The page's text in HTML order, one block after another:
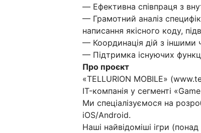
— Ефективна співпраця з
— Грамотний аналіз
написання якісного коду,
— Координація дій з іншими
— Підтримка існуючих
Про проєкт
«TELLURION MOBILE»
IT-компанія у сегменті
Ми спеціалізуємося на
iOS/Android.
Наші найвідоміші ігри